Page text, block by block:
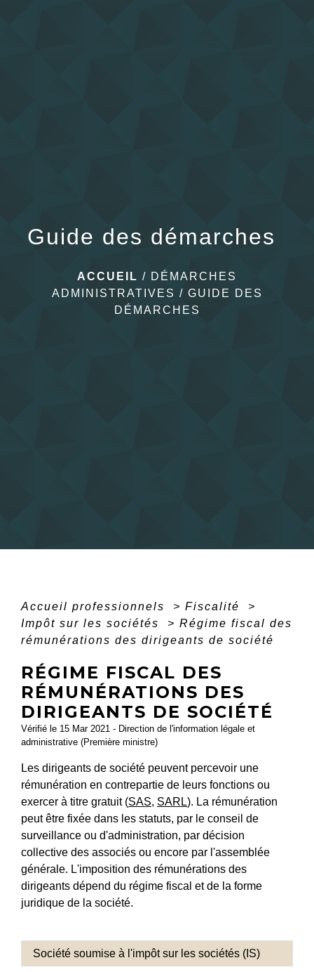
Guide des démarches
ACCUEIL / DÉMARCHES
ADMINISTRATIVES / GUIDE DES
DÉMARCHES
Accueil professionnels > Fiscalité
>
Impôt sur les sociétés
> Régime fiscal des
rémunérations des dirigeants de société
RÉGIME FISCAL DES
RÉMUNÉRATIONS DES
DIRIGEANTS DE SOCIÉTÉ
Vérifié le 15 Mar 2021 - Direction de l'information légale et
administrative (Première ministre)
Les dirigeants de société peuvent percevoir une
rémunération en contrepartie de leurs fonctions ou
exercer à titre gratuit (SAS, SARL). La rémunération
peut être fixée dans les statuts, par le conseil de
surveillance ou d'administration, par décision
collective des associés ou encore par l'assemblée
générale. L'imposition des rémunérations des
dirigeants dépend du régime fiscal et de la forme
juridique de la société.
Société soumise à l'impôt sur les sociétés (IS)